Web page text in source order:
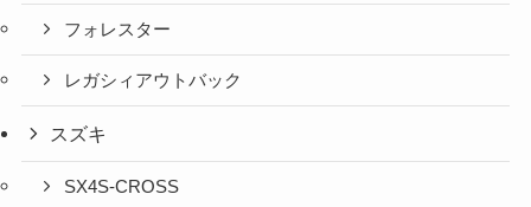
フォレスター
レガシィアウトバック
スズキ
SX4S-CROSS